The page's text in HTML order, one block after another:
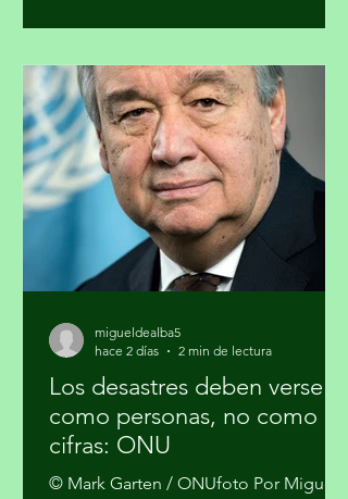
proceso, cuatro participantes recibirán
mentoría editorial y un incentivo
económico para producir reportajes
sobre esta temática. La forma en que
se gestionan los residuos tiene
implicaciones directas para el cambio
climático, la salud pública y la just
Los desastres deben verse
como personas, no como
cifras: ONU
hace 2 días
2 min de lectura